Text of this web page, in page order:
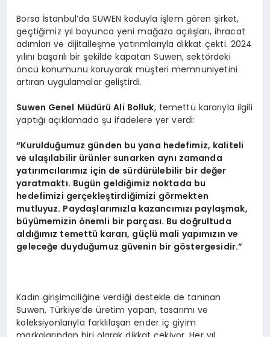
Borsa İstanbul’da SUWEN koduyla işlem gören şirket,
geçtiğimiz yıl boyunca yeni mağaza açılışları, ihracat
adımları ve dijitalleşme yatırımlarıyla dikkat çekti. 2024
yılını başarılı bir şekilde kapatan Suwen, sektördeki
öncü konumunu koruyarak müşteri memnuniyetini
artıran uygulamalar geliştirdi.
Suwen Genel Müdürü Ali Bolluk, temettü kararıyla ilgili
yaptığı açıklamada şu ifadelere yer verdi:
“Kurulduğumuz günden bu yana hedefimiz, kaliteli
ve ulaşılabilir ürünler sunarken aynı zamanda
yatırımcılarımız için de sürdürülebilir bir değer
yaratmaktı. Bugün geldiğimiz noktada bu
hedefimizi gerçekleştirdiğimizi görmekten
mutluyuz. Paydaşlarımızla kazancımızı paylaşmak,
büyümemizin önemli bir parçası. Bu doğrultuda
aldığımız temettü kararı, güçlü mali yapımızın ve
geleceğe duyduğumuz güvenin bir göstergesidir.”
Kadın girişimciliğine verdiği destekle de tanınan
Suwen, Türkiye’de üretim yapan, tasarımı ve
koleksiyonlarıyla farklılaşan ender iç giyim